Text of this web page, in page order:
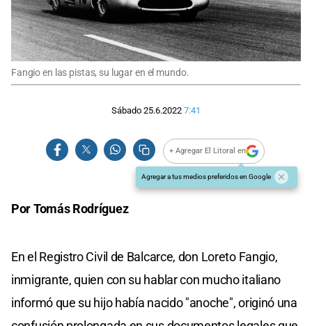
Fangio en las pistas, su lugar en el mundo.
Sábado 25.6.2022 7:41
+ Agregar El Litoral en
Agregar a tus medios preferidos en Google
Por Tomás Rodríguez
En el Registro Civil de Balcarce, don Loreto Fangio,
inmigrante, quien con su hablar con mucho italiano
informó que su hijo había nacido "anoche", originó una